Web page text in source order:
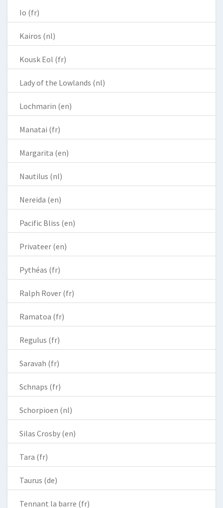
Io (fr)
Kairos (nl)
Kousk Eol (fr)
Lady of the Lowlands (nl)
Lochmarin (en)
Manatai (fr)
Margarita (en)
Nautilus (nl)
Nereida (en)
Pacific Bliss (en)
Privateer (en)
Pythéas (fr)
Ralph Rover (fr)
Ramatoa (fr)
Regulus (fr)
Saravah (fr)
Schnaps (fr)
Schorpioen (nl)
Silas Crosby (en)
Tara (fr)
Taurus (de)
Tennant la barre (fr)